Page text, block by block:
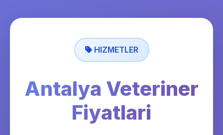
HIZMETLER
Antalya Veteriner
Fiyatlari